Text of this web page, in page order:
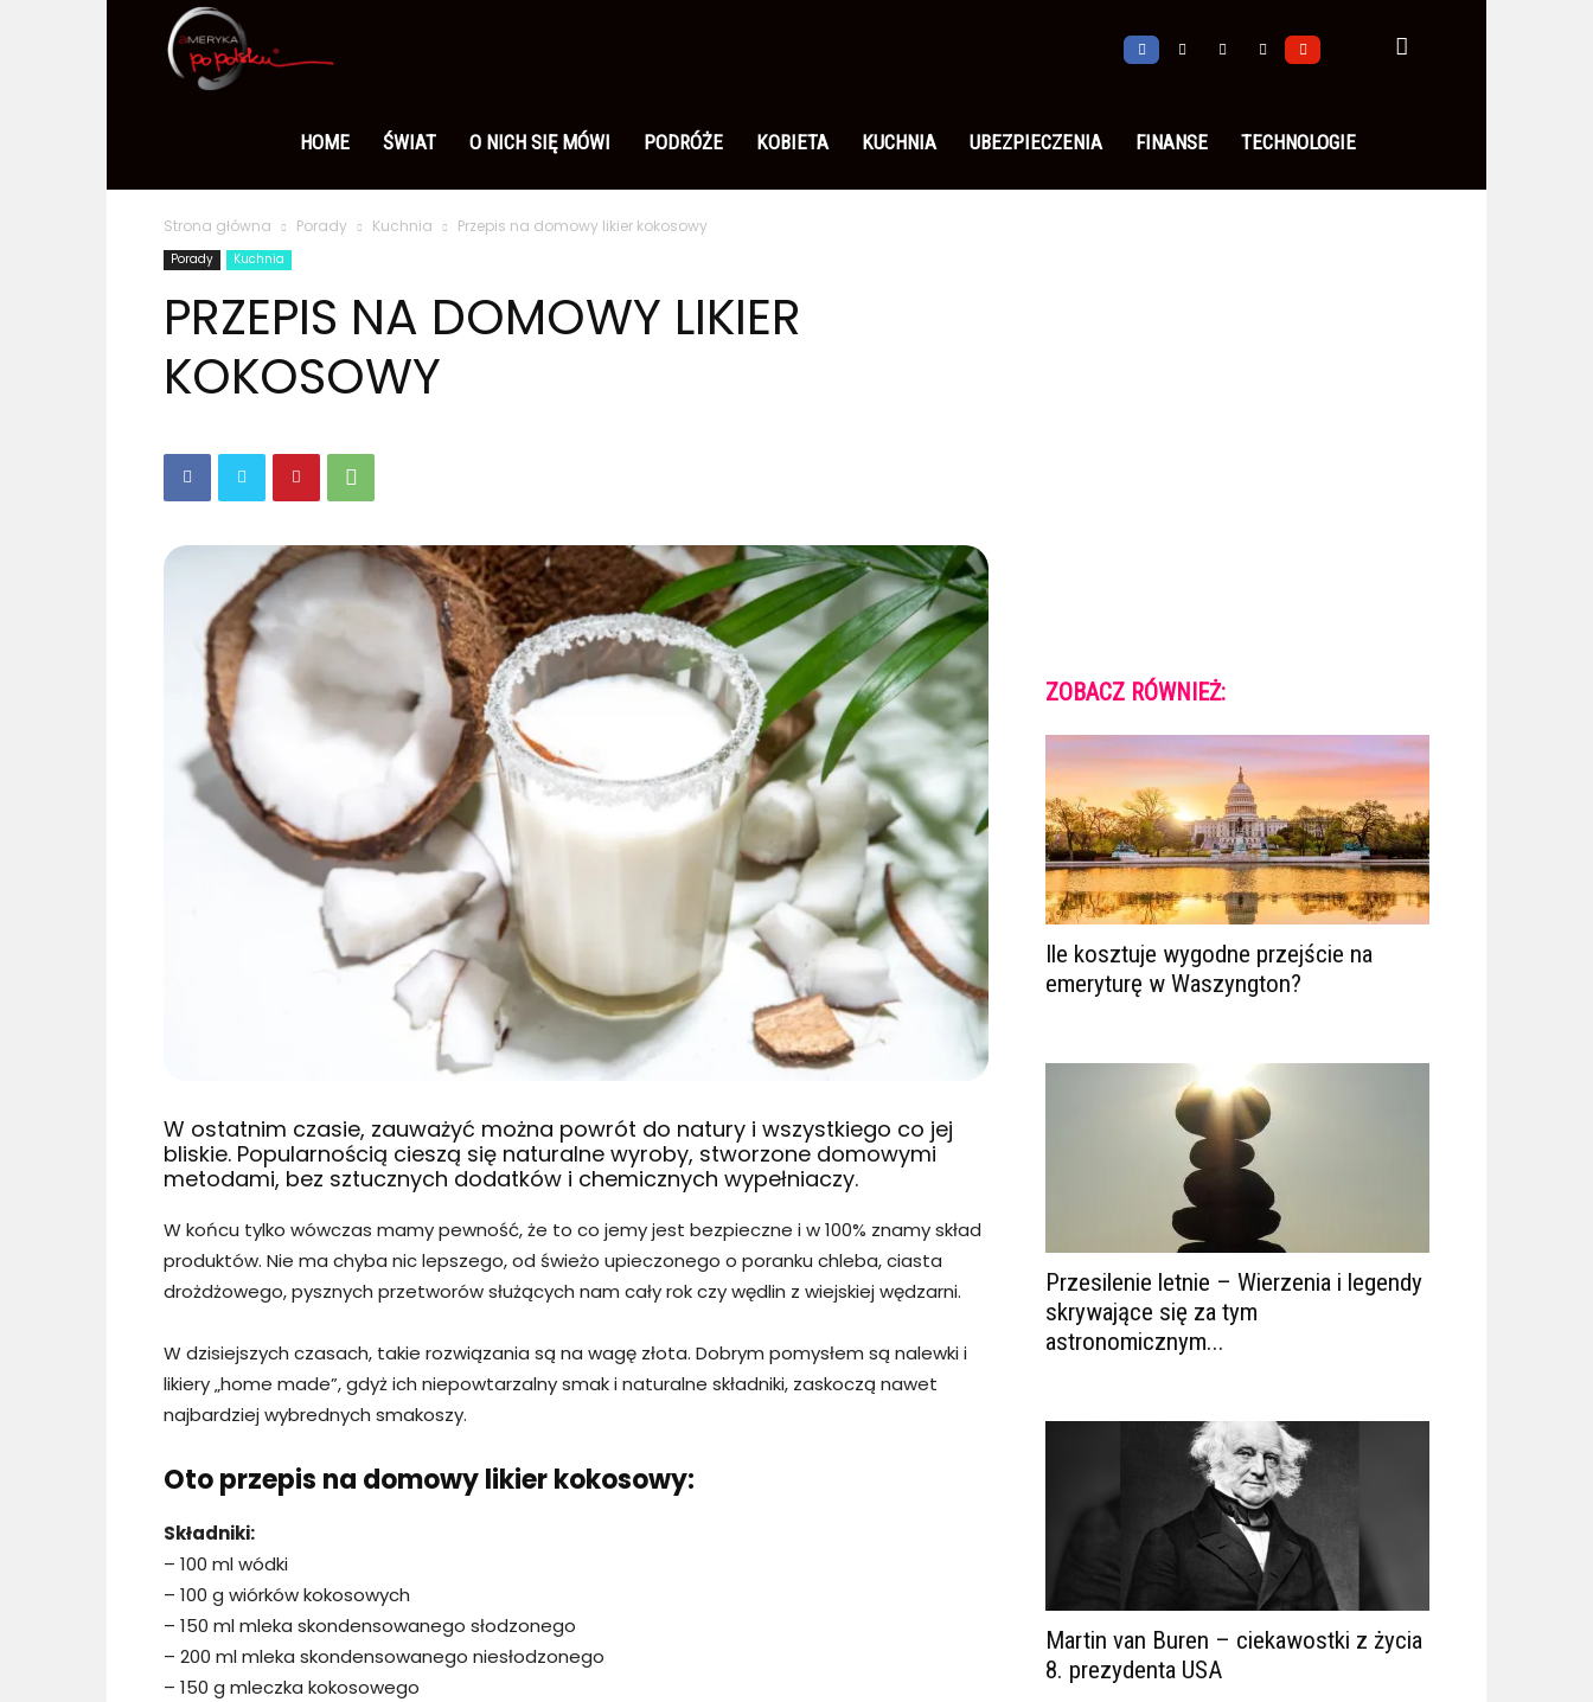
po
polsku
HOME ŚWIAT O NICH SIĘ MÓWI PODRÓŻE KOBIETA KUCHNIA UBEZPIECZENIA FINANSE TECHNOLOGIE
Strona główna Porady Kuchnia Przepis na domowy likier kokosowy
Porady Kuchnia
PRZEPIS NA DOMOWY LIKIER
KOKOSOWY
W ostatnim czasie, zauważyć można powrót do natury i wszystkiego co jej
bliskie. Popularnością cieszą się naturalne wyroby, stworzone domowymi
metodami, bez sztucznych dodatków i chemicznych wypełniaczy.
W końcu tylko wówczas mamy pewność, że to co jemy jest bezpieczne i w 100% znamy skład
produktów. Nie ma chyba nic lepszego, od świeżo upieczonego o poranku chleba, ciasta
drożdżowego, pysznych przetworów służących nam cały rok czy wędlin z wiejskiej wędzarni.
W dzisiejszych czasach, takie rozwiązania są na wagę złota. Dobrym pomysłem są nalewki i
likiery „home made”, gdyż ich niepowtarzalny smak i naturalne składniki, zaskoczą nawet
najbardziej wybrednych smakoszy.
Oto przepis na domowy likier kokosowy:
Składniki:
– 100 ml wódki
– 100 g wiórków kokosowych
– 150 ml mleka skondensowanego słodzonego
– 200 ml mleka skondensowanego niesłodzonego
– 150 g mleczka kokosowego
ZOBACZ RÓWNIEŻ:
Ile kosztuje wygodne przejście na
emeryturę w Waszyngton?
Przesilenie letnie – Wierzenia i legendy
skrywające się za tym
astronomicznym...
Martin van Buren – ciekawostki z życia
8. prezydenta USA